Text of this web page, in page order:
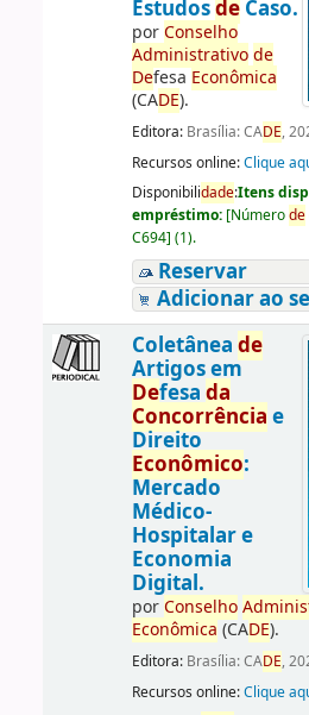
EstudosdeCaso.
porConselho
Administrativo de
Defesa Econômica
(CADE).
Editora: Brasília: CADE,
Recursos online:Clique
Disponibilidade:Itens
empréstimo: [Númerode
C694] (1).
Reservar
Adicionar ao
Coletânea de
Artigos em
Defesa da
Concorrência e
Direito
Econômico:
Mercado
Médico-
Hospitalar e
Economia
Digital.
porConselho
Econômica (CADE).
Editora: Brasília: CADE,
Recursos online:Clique